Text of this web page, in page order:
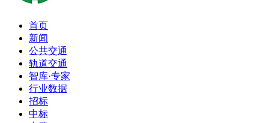
首页
新闻
公共交通
轨道交通
智库·专家
行业数据
招标
中标